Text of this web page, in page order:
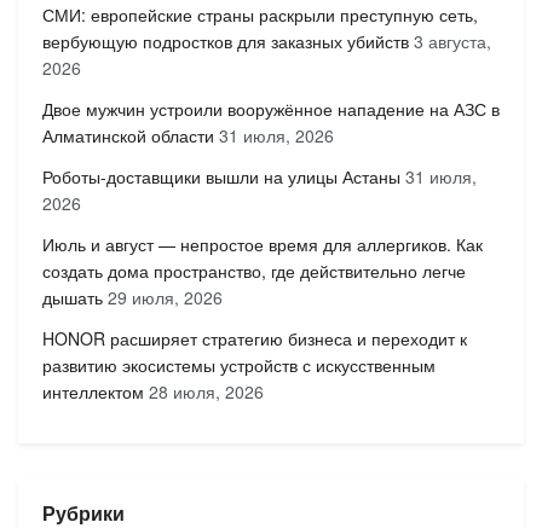
СМИ: европейские страны раскрыли преступную сеть,
вербующую подростков для заказных убийств 3 августа,
2026
Двое мужчин устроили вооружённое нападение на АЗС в
Алматинской области 31 июля, 2026
Роботы-доставщики вышли на улицы Астаны 31 июля,
2026
Июль и август — непростое время для аллергиков. Как
создать дома пространство, где действительно легче
дышать 29 июля, 2026
HONOR расширяет стратегию бизнеса и переходит к
развитию экосистемы устройств с искусственным
интеллектом 28 июля, 2026
Рубрики